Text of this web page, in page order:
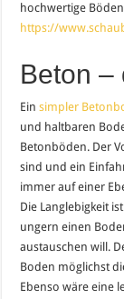
hochwertige
https://
Beton –
Einsimpler
und haltbaren
Betonböden. Der
sind und ein
immer auf einer
Die Langlebigkeit
ungern einen
austauschen will.
Boden möglichst
Ebenso wäre eine